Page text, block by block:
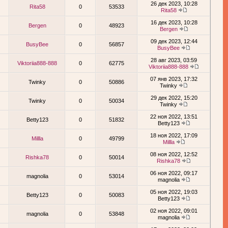
Rita58 0 53533
26 дек 2023, 10:28
Rita58
Bergen 0 48923
16 дек 2023, 10:28
Bergen
BusyBee 0 56857
09 дек 2023, 12:44
BusyBee
Viktoriia888-888 0 62775
28 авг 2023, 03:59
Viktoriia888-888
Twinky 0 50886
07 янв 2023, 17:32
Twinky
Twinky 0 50034
29 дек 2022, 15:20
Twinky
Betty123 0 51832
22 ноя 2022, 13:51
Betty123
Millla 0 49799
18 ноя 2022, 17:09
Millla
Rishka78 0 50014
08 ноя 2022, 12:52
Rishka78
magnolia 0 53014
06 ноя 2022, 09:17
magnolia
Betty123 0 50083
05 ноя 2022, 19:03
Betty123
magnolia 0 53848
02 ноя 2022, 09:01
magnolia